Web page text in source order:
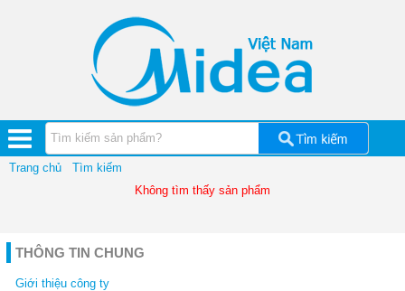
Máy
hút
ẩm
Midea
Cây
nước
Trang chủ
Tìm kiếm
Không tìm thấy sản phẩm
THÔNG TIN CHUNG
Giới thiệu công ty